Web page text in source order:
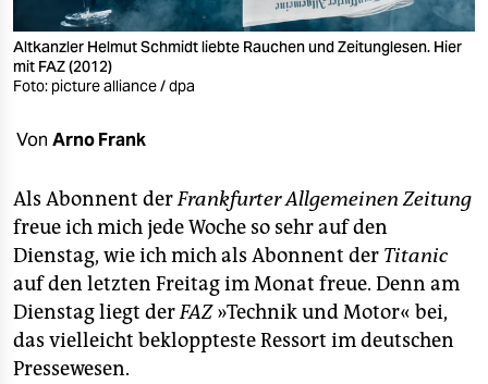
fragen & hilfe
abo
genossenschaft
epaper login
Altkanzler Helmut Schmidt liebte Rauchen und Zeitunglesen. Hier
mit FAZ (2012)
Foto: picture alliance / dpa
Von Arno Frank
Als Abonnent derFrankfurter Allgemeinen Zeitung
freue ich mich jede Woche so sehr auf den
Dienstag, wie ich mich als Abonnent der Titanic
auf den letzten Freitag im Monat freue. Denn am
Dienstag liegt derFAZ»Technik und Motor« bei,
das vielleicht bekloppteste Ressort im deutschen
Pressewesen.